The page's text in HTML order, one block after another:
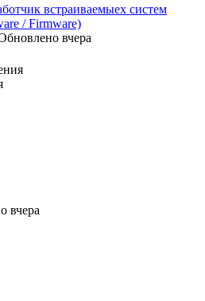
встраиваемыех систем
/ Firmware)
вчера
вчера